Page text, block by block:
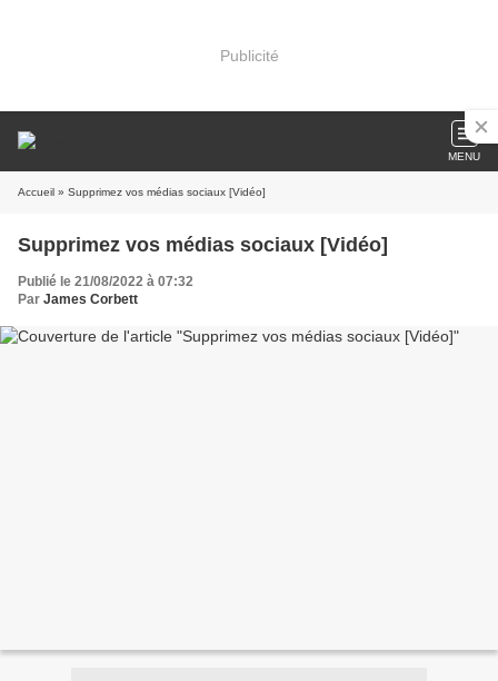
Publicité
MENU
Accueil » Supprimez vos médias sociaux [Vidéo]
Supprimez vos médias sociaux [Vidéo]
Publié le 21/08/2022 à 07:32
Par James Corbett